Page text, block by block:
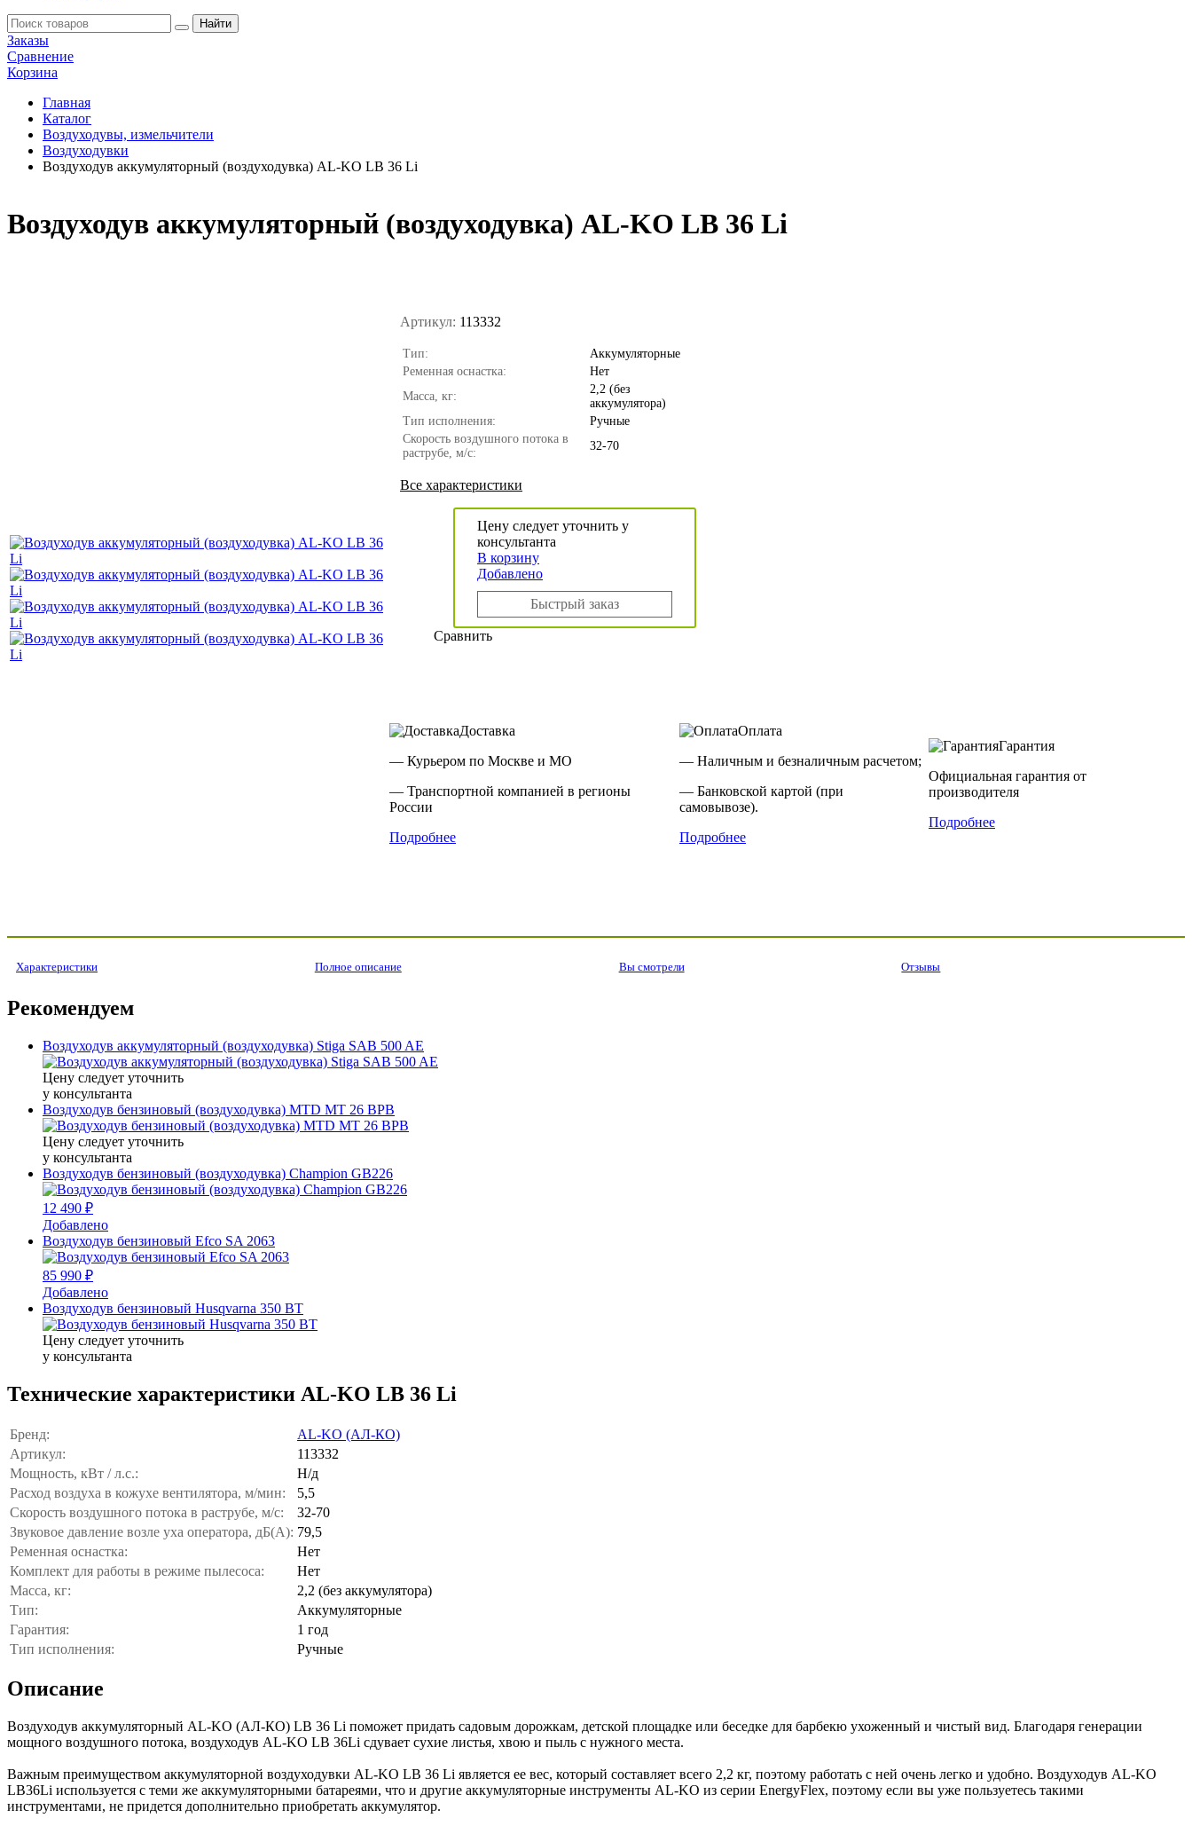
Заказы
Сравнение
Корзина
Главная
Каталог
Воздуходувы, измельчители
Воздуходувки
Воздуходув аккумуляторный (воздуходувка) AL-KO LB 36 Li
Воздуходув аккумуляторный (воздуходувка) AL-KO LB 36 Li
Артикул: 113332
Тип:
Аккумуляторные
Ременная оснастка:
Нет
Масса, кг:
2,2 (без
аккумулятора)
Тип исполнения:
Ручные
Скорость воздушного потока в
раструбе, м/с:
32-70
Все характеристики
Цену следует уточнить у
консультанта
В корзину
Добавлено
Быстрый заказ
Сравнить
Доставка
— Курьером по Москве и МО
— Транспортной компанией в регионы
России
Подробнее
Оплата
— Наличным и безналичным расчетом;
— Банковской картой (при
самовывозе).
Подробнее
Гарантия
Официальная гарантия от
производителя
Подробнее
Характеристики Полное описание Вы смотрели Отзывы
Рекомендуем
Воздуходув аккумуляторный (воздуходувка) Stiga SAB 500 AE
Цену следует уточнить
у консультанта
Воздуходув бензиновый (воздуходувка) MTD MT 26 BPB
Цену следует уточнить
у консультанта
Воздуходув бензиновый (воздуходувка) Champion GВ226
12 490 ₽
Добавлено
Воздуходув бензиновый Efco SA 2063
85 990 ₽
Добавлено
Воздуходув бензиновый Husqvarna 350 BT
Цену следует уточнить
у консультанта
Технические характеристики AL-KO LB 36 Li
Бренд:
AL-KO (АЛ-КО)
Артикул:
113332
Мощность, кВт / л.с.:
Н/д
Расход воздуха в кожухе вентилятора, м/мин:
5,5
Скорость воздушного потока в раструбе, м/с:
32-70
Звуковое давление возле уха оператора, дБ(А): 79,5
Ременная оснастка:
Нет
Комплект для работы в режиме пылесоса:
Нет
Масса, кг:
2,2 (без аккумулятора)
Тип:
Аккумуляторные
Гарантия:
1 год
Тип исполнения:
Ручные
Описание
Воздуходув аккумуляторный AL-KO (АЛ-КО) LB 36 Li поможет придать садовым дорожкам, детской площадке или беседке для барбекю ухоженный и чистый вид. Благодаря генерации
мощного воздушного потока, воздуходув AL-KO LB 36Li сдувает сухие листья, хвою и пыль с нужного места.
Важным преимуществом аккумуляторной воздуходувки AL-KO LB 36 Li является ее вес, который составляет всего 2,2 кг, поэтому работать с ней очень легко и удобно. Воздуходув AL-KO
LB36Li используется с теми же аккумуляторными батареями, что и другие аккумуляторные инструменты AL-KO из серии EnergyFlex, поэтому если вы уже пользуетесь такими
инструментами, не придется дополнительно приобретать аккумулятор.